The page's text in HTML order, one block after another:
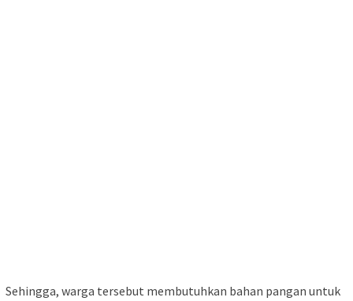
Sehingga, warga tersebut membutuhkan bahan pangan untuk